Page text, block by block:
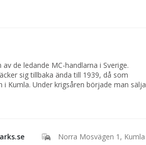
de ledande MC-handlarna i Sverige.
sig tillbaka ända till 1939, då som
i Kumla. Under krigsåren började man sälja
och sportartiklar.
sin far Harald Carlbark.Norra Mosvägen 1, Kumla